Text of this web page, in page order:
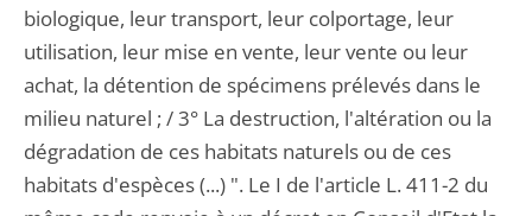
biologique, leur transport, leur colportage, leur
utilisation, leur mise en vente, leur vente ou leur
achat, la détention de spécimens prélevés dans le
milieu naturel ; / 3° La destruction, l'altération ou la
dégradation de ces habitats naturels ou de ces
habitats d'espèces (...) ". Le I de l'article L. 411-2 du